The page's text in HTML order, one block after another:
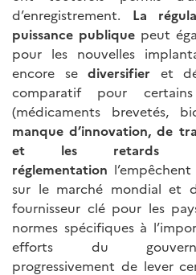
d’enregistrement. La
puissance publique peut
pour les nouvelles
encore se diversifier et
comparatif pour
(médicaments brevetés,
manque d’innovation, de
et les retards
réglementation
sur le marché mondial et
fournisseur clé pour les
normes spécifiques à
efforts du
progressivement de lever